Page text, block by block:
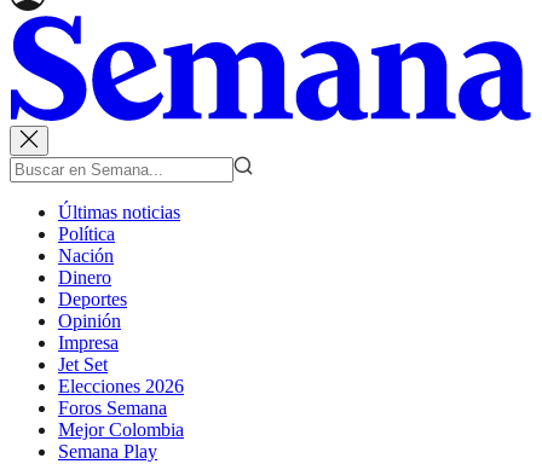
Últimas noticias
Política
Nación
Dinero
Deportes
Opinión
Impresa
Jet Set
Elecciones 2026
Foros Semana
Mejor Colombia
Semana Play